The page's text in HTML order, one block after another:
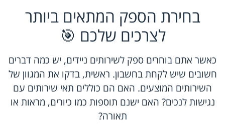
בחירת הספק המתאים ביותר
לצרכים שלכם 🎯
כאשר אתם בוחרים ספק לשירותים ניידים, יש כמה דברים
חשובים שיש לקחת בחשבון. ראשית, בדקו את המגוון של
השירותים המוצעים. האם הם כוללים תאי שירותים עם
נגישות לנכים? האם ישנם תוספות כמו כיורים, מראות או
תאורה?